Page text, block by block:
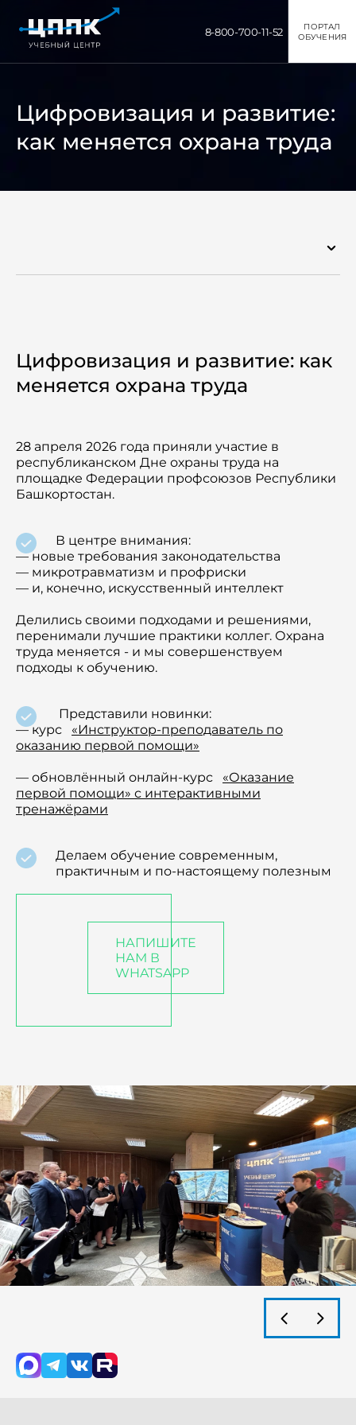
8-800-700-11-52
ПОРТАЛ
ОБУЧЕНИЯ
Цифровизация и развитие:
как меняется охрана труда
Семинары
Сотрудничество
Цифровизация и развитие: как
меняется охрана труда
28 апреля 2026 года приняли участие в
республиканском Дне охраны труда на
площадке Федерации профсоюзов Республики
Башкортостан.
В центре внимания:
— новые требования законодательства
— микротравматизм и профриски
— и, конечно, искусственный интеллект
Делились своими подходами и решениями,
перенимали лучшие практики коллег. Охрана
труда меняется - и мы совершенствуем
подходы к обучению.
Представили новинки:
— курс
«Инструктор-преподаватель по
оказанию первой помощи»
— обновлённый онлайн-курс
«Оказание
первой помощи» с интерактивными
тренажёрами
Делаем обучение современным,
практичным и по-настоящему полезным
НАПИШИТЕ
НАМ В
WHATSAPP